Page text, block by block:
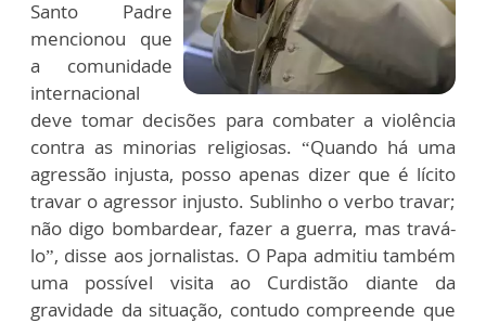
Santo Padre
mencionou que
a comunidade
internacional
deve tomar decisões para combater a violência
contra as minorias religiosas. “Quando há uma
agressão injusta, posso apenas dizer que é lícito
travar o agressor injusto. Sublinho o verbo travar;
não digo bombardear, fazer a guerra, mas travá-
lo”, disse aos jornalistas. O Papa admitiu também
uma possível visita ao Curdistão diante da
gravidade da situação, contudo compreende que